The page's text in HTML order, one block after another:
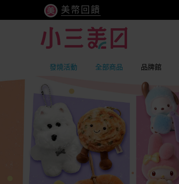
美幣回饋
發燒活動 全部商品 品牌館